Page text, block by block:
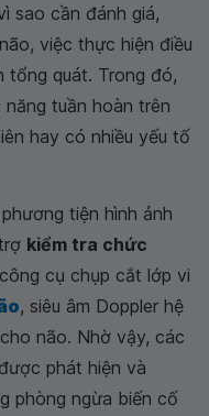
sao cần đánh giá,
não, việc thực hiện điều
tổng quát. Trong đó,
tuần hoàn trên
hay có nhiều yếu tố
tiện hình ảnh
kiểm tra chức
cụ chụp cắt lớp vi
, siêu âm Doppler hệ
não. Nhờ vậy, các
phát hiện và
phòng ngừa biến cố